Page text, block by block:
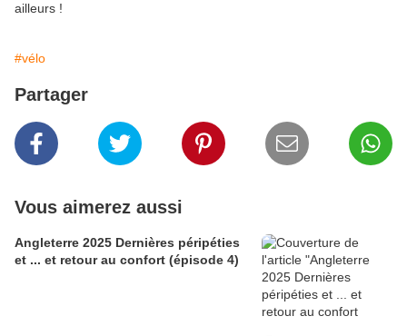
ailleurs !
#vélo
Partager
Vous aimerez aussi
Angleterre 2025 Dernières péripéties
et ... et retour au confort (épisode 4)